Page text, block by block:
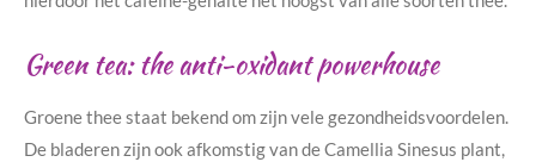
Green tea: the anti-oxidant powerhouse
Groene thee staat bekend om zijn vele gezondheidsvoordelen.
De bladeren zijn ook afkomstig van de Camellia Sinesus plant,